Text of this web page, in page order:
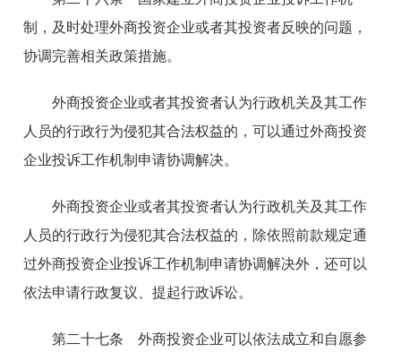
制，及时处理外商投资企业或者其投资者反映的问题，
协调完善相关政策措施。
外商投资企业或者其投资者认为行政机关及其工作
人员的行政行为侵犯其合法权益的，可以通过外商投资
企业投诉工作机制申请协调解决。
外商投资企业或者其投资者认为行政机关及其工作
人员的行政行为侵犯其合法权益的，除依照前款规定通
过外商投资企业投诉工作机制申请协调解决外，还可以
依法申请行政复议、提起行政诉讼。
第二十七条 外商投资企业可以依法成立和自愿参